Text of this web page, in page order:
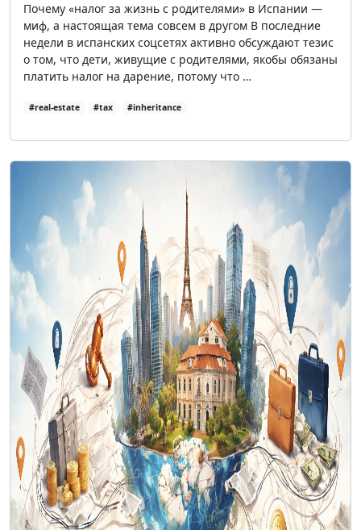
Почему «налог за жизнь с родителями» в Испании —
миф, а настоящая тема совсем в другом В последние
недели в испанских соцсетях активно обсуждают тезис
о том, что дети, живущие с родителями, якобы обязаны
платить налог на дарение, потому что …
#real-estate #tax #inheritance